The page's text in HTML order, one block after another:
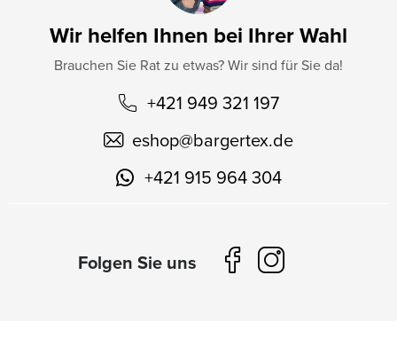
Wir helfen Ihnen bei Ihrer Wahl
Brauchen Sie Rat zu etwas? Wir sind für Sie da!
+421 949 321 197
eshop@bargertex.de
+421 915 964 304